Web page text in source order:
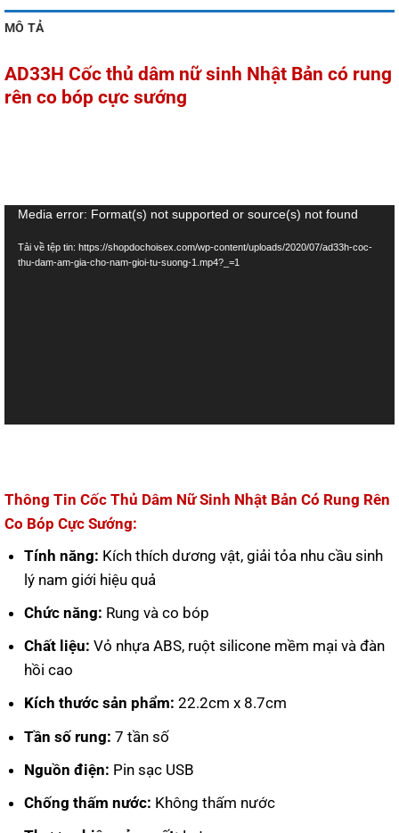
MÔ TẢ
AD33H Cốc thủ dâm nữ sinh Nhật Bản có rung
rên co bóp cực sướng
Trình
chơi
Video
Media error: Format(s) not supported or source(s) not found
Tải về tệp tin: https://shopdochoisex.com/wp-content/uploads/2020/07/ad33h-coc-
thu-dam-am-gia-cho-nam-gioi-tu-suong-1.mp4?_=1
Thông Tin Cốc Thủ Dâm Nữ Sinh Nhật Bản Có Rung Rên
Co Bóp Cực Sướng:
Tính năng: Kích thích dương vật, giải tỏa nhu cầu sinh
lý nam giới hiệu quả
Chức năng: Rung và co bóp
Chất liệu: Vỏ nhựa ABS, ruột silicone mềm mại và đàn
hồi cao
Kích thước sản phẩm: 22.2cm x 8.7cm
Tần số rung: 7 tần số
Nguồn điện: Pin sạc USB
Chống thấm nước: Không thấm nước